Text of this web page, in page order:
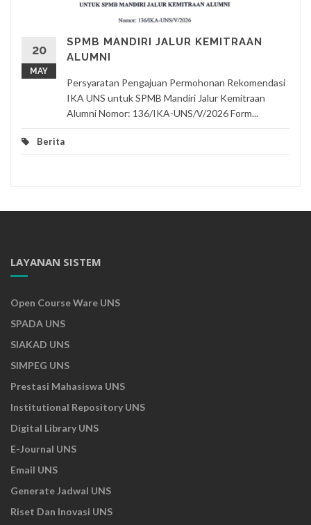
20
MAY
SPMB MANDIRI JALUR KEMITRAAN
ALUMNI
Persyaratan Pengajuan Permohonan Rekomendasi
IKA UNS untuk SPMB Mandiri Jalur Kemitraan
Alumni Nomor: 136/IKA-UNS/V/2026 Form...
Berita
LAYANAN SISTEM
Open Course Ware UNS
SPADA UNS
SIAKAD UNS
SIMPEG UNS
Prestasi Mahasiswa UNS
Institutional Repository UNS
Digital Library UNS
E-Journal UNS
Email UNS
Generate Jadwal UNS
Riset Dan Inovasi UNS